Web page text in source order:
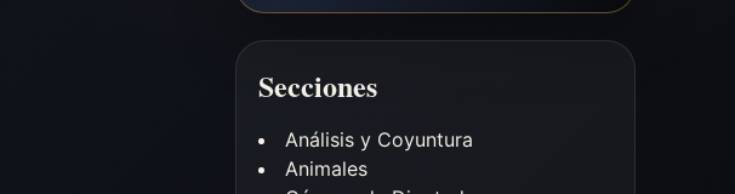
Secciones
Análisis y Coyuntura
Animales